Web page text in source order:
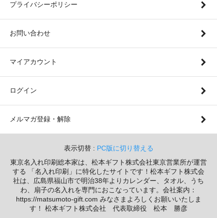
プライバシーポリシー
お問い合わせ
マイアカウント
ログイン
メルマガ登録・解除
表示切替 : PC版に切り替える
東京名入れ印刷総本家は、松本ギフト株式会社東京営業所が運営
する 「名入れ印刷」に特化したサイトです！松本ギフト株式会
社は、広島県福山市で明治38年よりカレンダー、タオル、うち
わ、扇子の名入れを専門におこなっています。会社案内：
https://matsumoto-gift.com みなさまよろしくお願いいたしま
す！ 松本ギフト株式会社 代表取締役 松本 勝彦